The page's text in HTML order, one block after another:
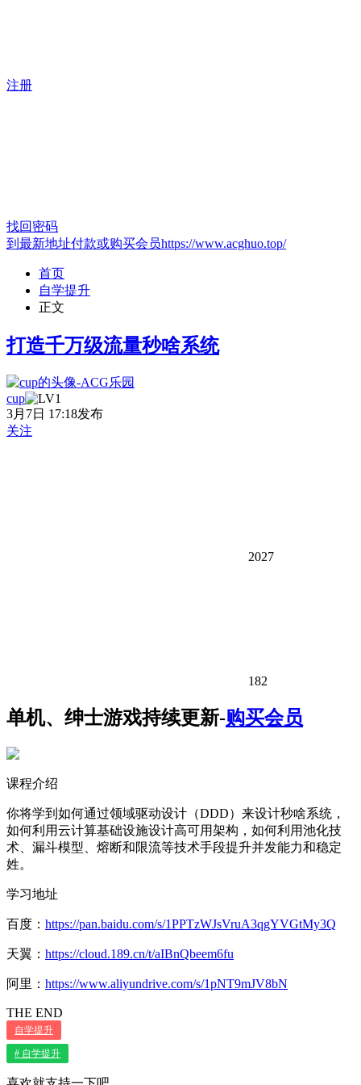
注册
找回密码
到最新地址付款或购买会员https://www.acghuo.top/
首页
自学提升
正文
打造千万级流量秒啥系统
cup
3月7日 17:18发布
关注
2027
182
单机、绅士游戏持续更新-购买会员
课程介绍
你将学到如何通过领域驱动设计（DDD）来设计秒啥系统，
如何利用云计算基础设施设计高可用架构，如何利用池化技
术、漏斗模型、熔断和限流等技术手段提升并发能力和稳定
姓。
学习地址
百度： https://pan.baidu.com/s/1PPTzWJsVruA3qgYVGtMy3Q
天翼： https://cloud.189.cn/t/aIBnQbeem6fu
阿里： https://www.aliyundrive.com/s/1pNT9mJV8bN
THE END
自学提升
# 自学提升